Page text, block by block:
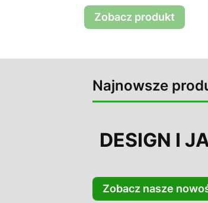
Zobacz produkt
Najnowsze
DESIGN I
Zobacz nasze